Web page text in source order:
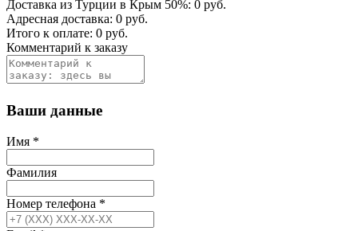
Доставка из Турции в Крым 50%: 0 руб.
Адресная доставка: 0 руб.
Итого к оплате: 0 руб.
Комментарий к заказу
Ваши данные
Имя *
Фамилия
Номер телефона *